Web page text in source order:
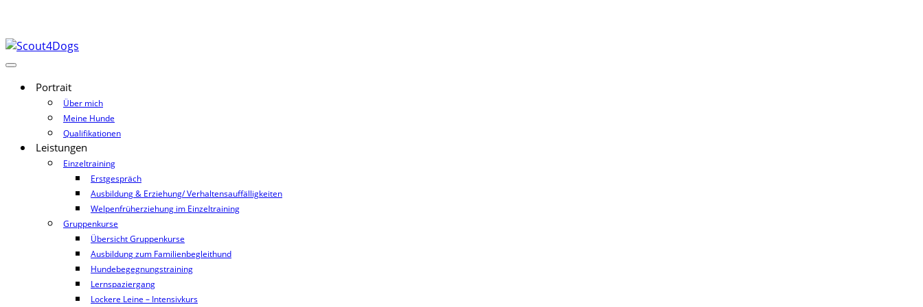
Portrait
Über mich
Meine Hunde
Qualifikationen
Leistungen
Einzeltraining
Erstgespräch
Ausbildung & Erziehung/ Verhaltensauffälligkeiten
Welpenfrüherziehung im Einzeltraining
Gruppenkurse
Übersicht Gruppenkurse
Ausbildung zum Familienbegleithund
Hundebegegnungstraining
Lernspaziergang
Lockere Leine – Intensivkurs